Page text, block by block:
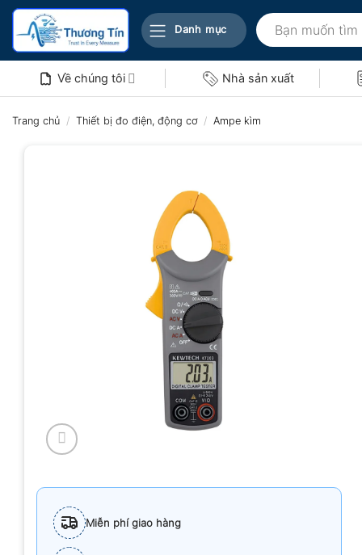
Bỏ
nội
Danh mục
Tìm
kiếm:
Về chúng tôi Nhà sản xuất
Trang chủ / Thiết bị đo điện, động cơ / Ampe kìm
Miễn phí giao hàng